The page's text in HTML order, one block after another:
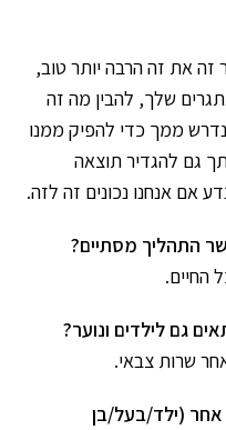
את זה הרבה יותר טוב,
שלך, להבין מה זה
ממך כדי להפיק ממנו
גם להגדיר תוצאה
אם אנחנו נכונים זה לזה.
התהליך מסתיים?
החיים.
גם לילדים ונוער?
שרות צבאי.
אחר (ילד/בעל/בן